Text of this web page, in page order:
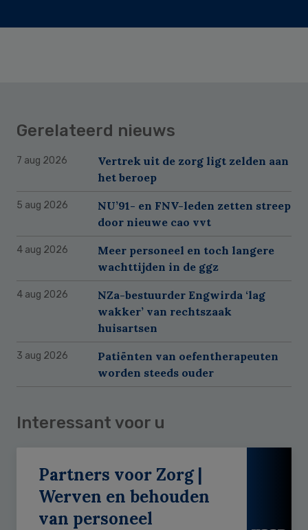
Gerelateerd nieuws
7 aug 2026
Vertrek uit de zorg ligt zelden aan
het beroep
5 aug 2026
NU’91- en FNV-leden zetten streep
door nieuwe cao vvt
4 aug 2026
Meer personeel en toch langere
wachttijden in de ggz
4 aug 2026
NZa-bestuurder Engwirda ‘lag
wakker’ van rechtszaak
huisartsen
3 aug 2026
Patiënten van oefentherapeuten
worden steeds ouder
Interessant voor u
Partners voor Zorg |
Werven en behouden
van personeel